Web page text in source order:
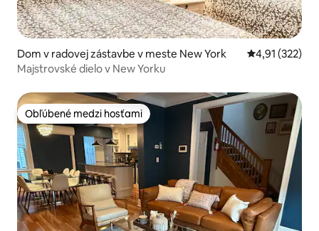
Dom v radovej zástavbe v meste New York Priemerné
4,91 (322)
Majstrovské dielo v New Yorku
Obľúbené medzi hosťami
Obľúbené medzi hosťami